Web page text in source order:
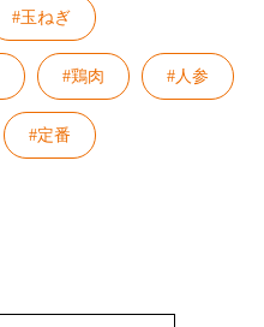
#玉ねぎ
#鶏肉 #人参
#定番